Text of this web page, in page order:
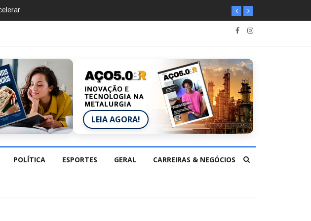
LEIA AGORA!
POLÍTICA ESPORTES GERAL CARREIRAS & NEGÓCIOS